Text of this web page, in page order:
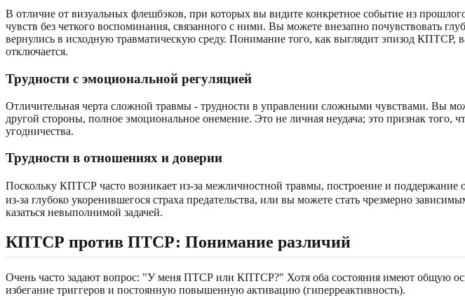
В отличие от визуальных флешбэков, при которых вы видите конкретное событие из
чувств без четкого воспоминания, связанного с ними. Вы можете внезапно почувствовать
вернулись в исходную травматическую среду. Понимание того, как выглядит эпизод КПТСР,
отключается.
Трудности с эмоциональной регуляцией
Отличительная черта сложной травмы - трудности в управлении сложными чувствами. Вы
другой стороны, полное эмоциональное онемение. Это не личная неудача; это признак того,
угодничества.
Трудности в отношениях и доверии
Поскольку КПТСР часто возникает из-за межличностной травмы, построение и
из-за глубоко укоренившегося страха предательства, или вы можете стать чрезмерно
казаться невыполнимой задачей.
КПТСР против ПТСР: Понимание различий
Очень часто задают вопрос: "У меня ПТСР или КПТСР?" Хотя оба состояния имеют общую
избегание триггеров и постоянную повышенную активацию (гиперреактивность).